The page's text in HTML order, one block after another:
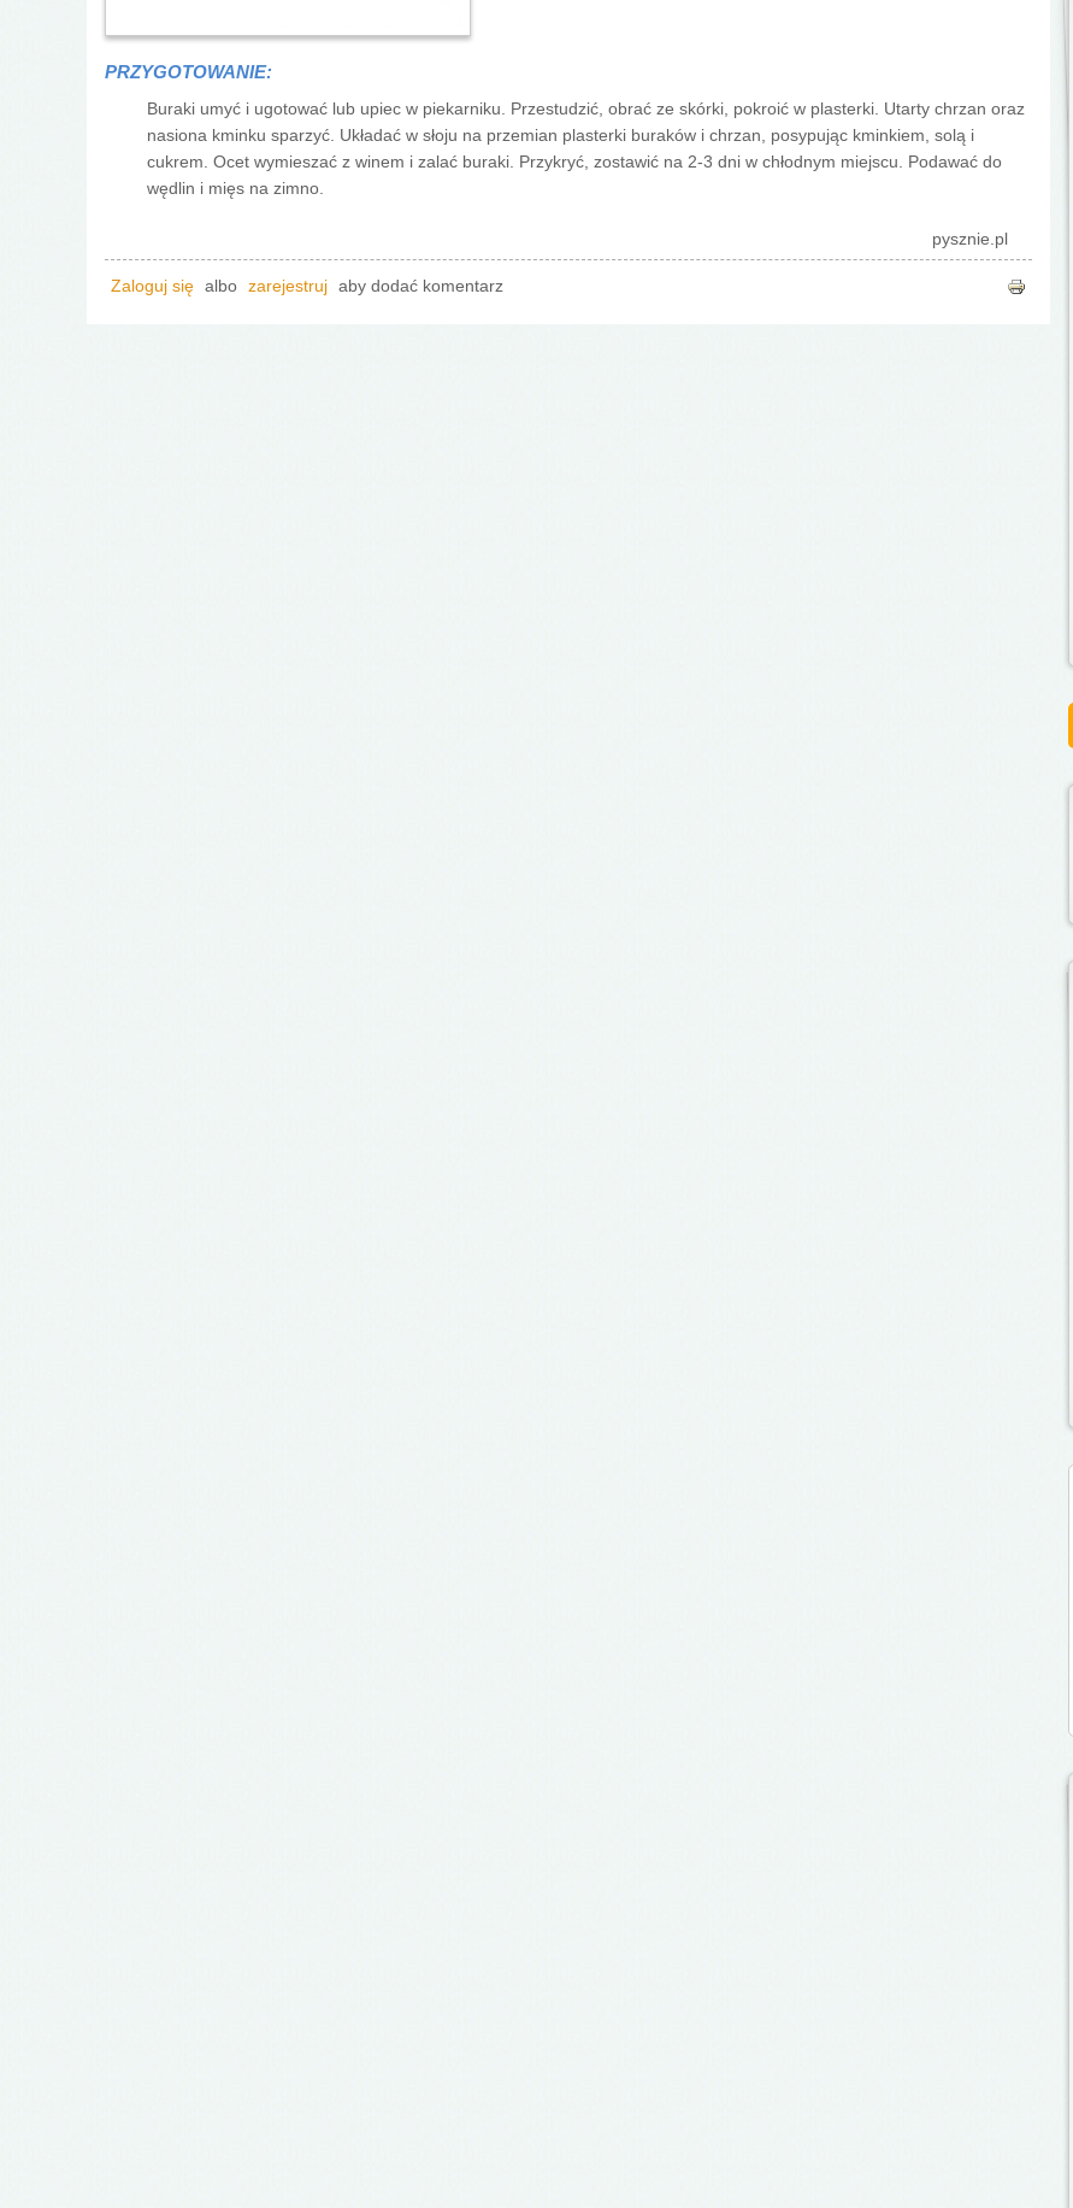
PRZYGOTOWANIE:
Buraki umyć i ugotować lub upiec w piekarniku. Przestudzić, obrać ze skórki, pokroić w plasterki. Utarty chrzan oraz
nasiona kminku sparzyć. Układać w słoju na przemian plasterki buraków i chrzan, posypując kminkiem, solą i
cukrem. Ocet wymieszać z winem i zalać buraki. Przykryć, zostawić na 2-3 dni w chłodnym miejscu. Podawać do
wędlin i mięs na zimno.
pysznie.pl
Zaloguj się albo zarejestruj aby dodać komentarz